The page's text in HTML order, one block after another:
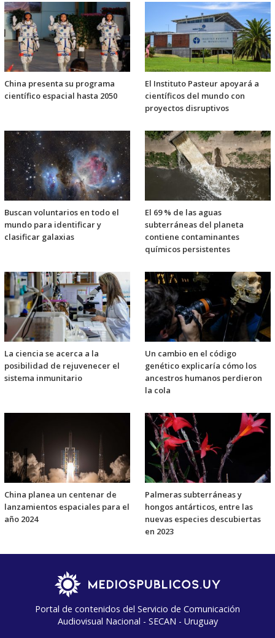
China presenta su programa
científico espacial hasta 2050
El Instituto Pasteur apoyará a
científicos del mundo con
proyectos disruptivos
Buscan voluntarios en todo el
mundo para identificar y
clasificar galaxias
El 69 % de las aguas
subterráneas del planeta
contiene contaminantes
químicos persistentes
La ciencia se acerca a la
posibilidad de rejuvenecer el
sistema inmunitario
Un cambio en el código
genético explicaría cómo los
ancestros humanos perdieron
la cola
China planea un centenar de
lanzamientos espaciales para el
año 2024
Palmeras subterráneas y
hongos antárticos, entre las
nuevas especies descubiertas
en 2023
Portal de contenidos del Servicio de Comunicación
Audiovisual Nacional - SECAN - Uruguay